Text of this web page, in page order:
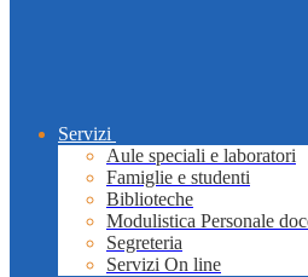
Servizi
Aule speciali e laboratori
Famiglie e studenti
Biblioteche
Modulistica Personale
Segreteria
Servizi On line